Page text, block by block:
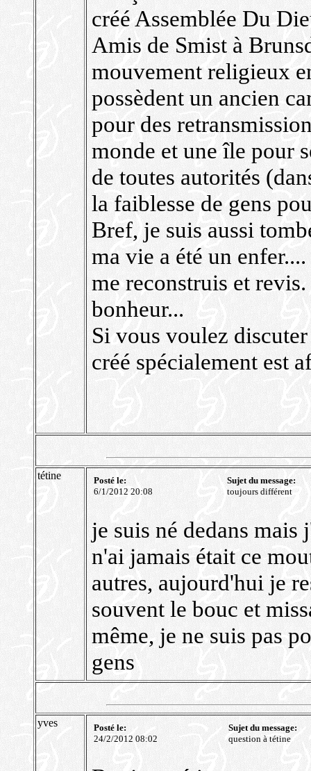
créé Assemblée Du
Amis de Smist à
mouvement religieux
possèdent un ancien
pour des
monde et une île pour
de toutes autorités
la faiblesse de gens
Bref, je suis aussi
ma vie a été un
me reconstruis et
bonheur...
Si vous voulez
créé spécialement est
tétine
Posté le:
6/1/2012 20:08
Sujet du message:
toujours différent
je suis né dedans
n'ai jamais était ce
autres, aujourd'hui je
souvent le bouc et
même, je ne suis pas
gens
yves
Posté le:
24/2/2012 08:02
Sujet du message:
question à tétine